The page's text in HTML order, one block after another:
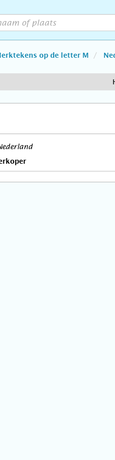
op de letter M